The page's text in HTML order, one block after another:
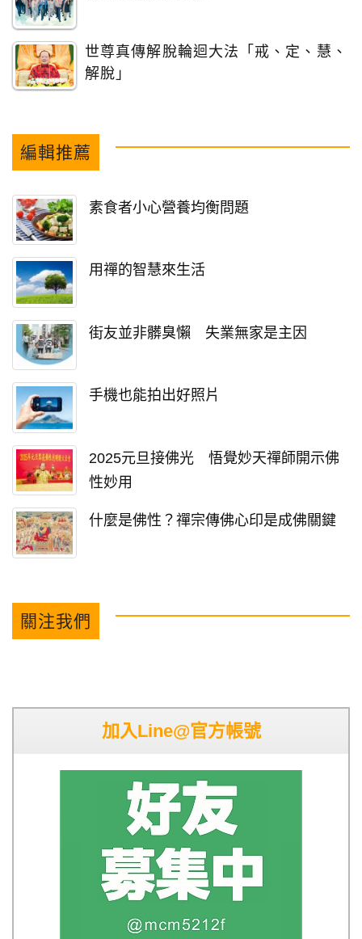
世尊真傳解脫輪迴大法「戒、定、慧、
解脫」
編輯推薦
素食者小心營養均衡問題
用禪的智慧來生活
街友並非髒臭懶 失業無家是主因
手機也能拍出好照片
2025元旦接佛光 悟覺妙天禪師開示佛
性妙用
什麼是佛性？禪宗傳佛心印是成佛關鍵
關注我們
加入Line@官方帳號